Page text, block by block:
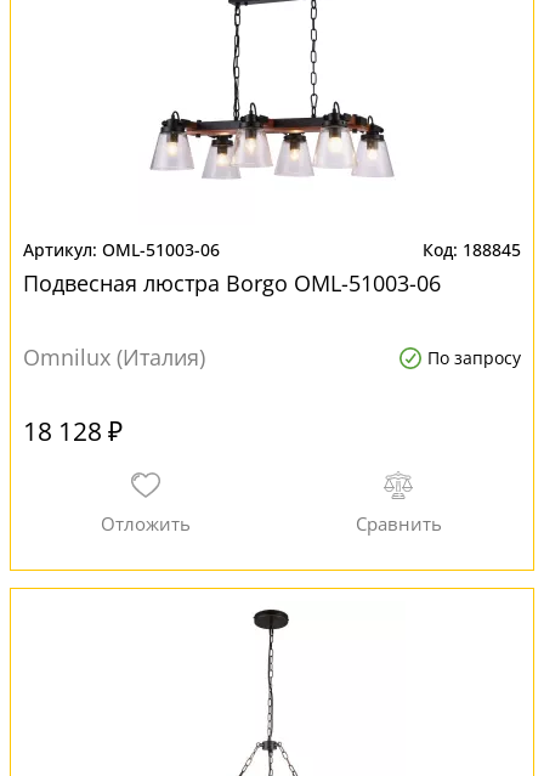
OML-51003-06 188845
Подвесная люстра Borgo OML-51003-06
Omnilux (Италия) По запросу
18 128 ₽